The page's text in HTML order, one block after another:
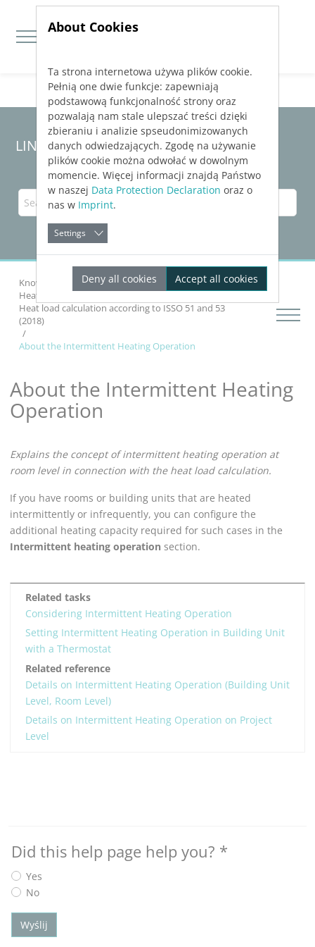
Jump directly to main navigation
Jump directly to content
LINEAR Solutions25for Revit
Knowledge Base Revit
Analyzing Buildings
Heat Load
Heat load calculation according to ISSO 51 and 53
(2018)
About the Intermittent Heating Operation
About the Intermittent Heating
Operation
Explains the concept of intermittent heating operation at
room level in connection with the heat load calculation.
If you have rooms or building units that are heated
intermittently or infrequently, you can configure the
additional heating capacity required for such cases in the
Intermittent heating operation section.
Related tasks
Considering Intermittent Heating Operation
Setting Intermittent Heating Operation in Building Unit
with a Thermostat
Related reference
Details on Intermittent Heating Operation (Building Unit
Level, Room Level)
Details on Intermittent Heating Operation on Project
Level
Did this help page help you? *
Yes
No
Wyślij
About Cookies
Ta strona internetowa używa plików cookie.
Pełnią one dwie funkcje: zapewniają
podstawową funkcjonalność strony oraz
pozwalają nam stale ulepszać treści dzięki
zbieraniu i analizie spseudonimizowanych
danych odwiedzających. Zgodę na używanie
plików cookie można odwołać w dowolnym
momencie. Więcej informacji znajdą Państwo
w naszej Data Protection Declaration oraz o
nas w Imprint.
Settings
Deny all cookies Accept all cookies